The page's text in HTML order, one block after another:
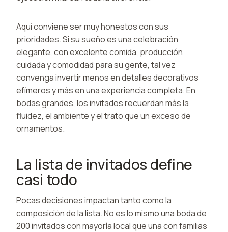
Aquí conviene ser muy honestos con sus
prioridades. Si su sueño es una celebración
elegante, con excelente comida, producción
cuidada y comodidad para su gente, tal vez
convenga invertir menos en detalles decorativos
efímeros y más en una experiencia completa. En
bodas grandes, los invitados recuerdan más la
fluidez, el ambiente y el trato que un exceso de
ornamentos.
La lista de invitados define
casi todo
Pocas decisiones impactan tanto como la
composición de la lista. No es lo mismo una boda de
200 invitados con mayoría local que una con familias